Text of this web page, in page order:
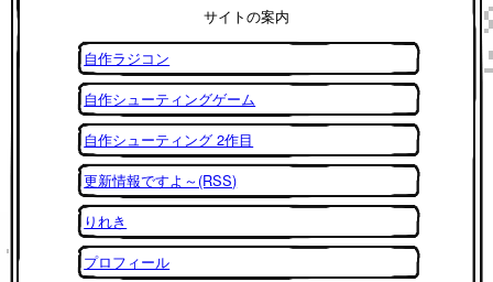
サイトの案内
自作ラジコン
自作シューティングゲーム
自作シューティング 2作目
更新情報ですよ～(RSS)
りれき
プロフィール